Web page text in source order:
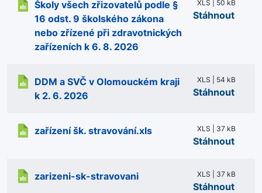
Školy všech zřizovatelů podle §
16 odst. 9 školského zákona
nebo zřízené při zdravotnických
zařízeních k 6. 8. 2026
XLS | 50 kB
Stáhnout
DDM a SVČ v Olomouckém kraji
k 2. 6. 2026
XLS | 54 kB
Stáhnout
zařízení šk. stravování.xls XLS | 37 kB
Stáhnout
zarizeni-sk-stravovani XLS | 37 kB
Stáhnout